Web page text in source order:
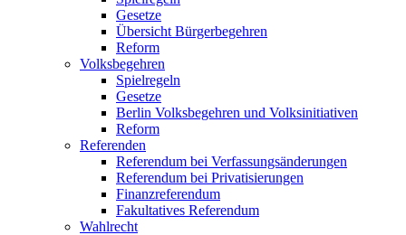
Gesetze
Übersicht Bürgerbegehren
Reform
Volksbegehren
Spielregeln
Gesetze
Berlin Volksbegehren und Volksinitiativen
Reform
Referenden
Referendum bei Verfassungsänderungen
Referendum bei Privatisierungen
Finanzreferendum
Fakultatives Referendum
Wahlrecht